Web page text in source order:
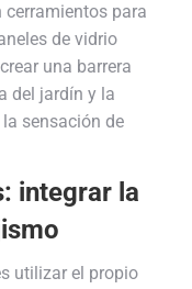
para
de vidrio
una barrera
del jardín y la
sensación de
integrar la
utilizar el propio